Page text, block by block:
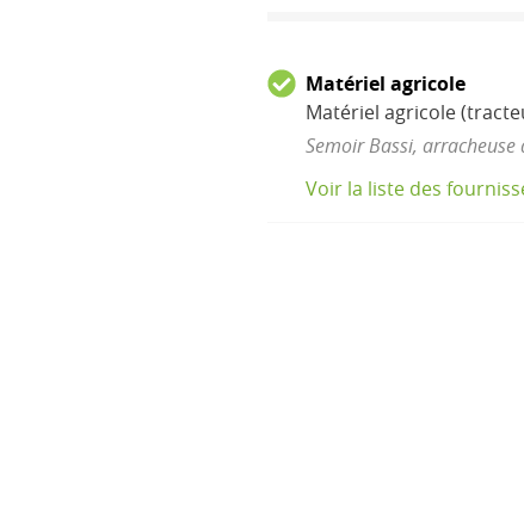
Matériel agricole
Matériel agricole
Semoir Bassi,
Voir la liste des